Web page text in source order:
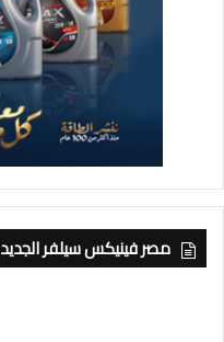
مصر فينيكس سيلفر الجديد